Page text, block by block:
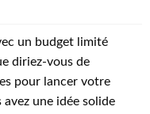
un budget limité
diriez-vous de
pour lancer votre
une idée solide